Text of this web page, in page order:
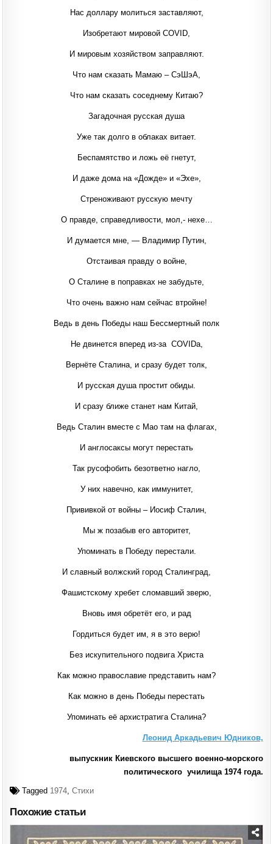
Нас доллару молиться заставляют,
Изобретают мировой COVID,
И мировым хозяйством заправляют.
Что нам сказать Мамаю – СэШэА,
Что нам сказать соседнему Китаю?
Загадочная русская душа
Уже так долго в облаках витает.
Беспамятство и ложь её гнетут,
И даже дома на «Дожде» и «Эхе»,
Стреноживают русскую мечту
О правде, справедливости, мол,- нехе…
И думается мне, — Владимир Путин,
Отстаивая правду о войне,
О Сталине в поправках не забудьте,
Что очень важно нам сейчас втройне!
Ведь в день Победы наш Бессмертный полк
Не двинется вперед из-за COVIDа,
Вернёте Сталина, и сразу будет толк,
И русская душа простит обиды.
И сразу ближе станет нам Китай,
Ведь Сталин вместе с Мао там на флагах,
И англосаксы могут перестать
Так русофобить безответно нагло,
У них навечно, как иммунитет,
Прививкой от войны – Иосиф Сталин,
Мы ж позабыв его авторитет,
Упоминать в Победу перестали.
И славный волжский город Сталинград,
Фашистскому хребет сломавший зверю,
Вновь имя обретёт его, и рад
Гордиться будет им, я в это верю!
Без искупительного подвига Христа
Как можно православие представить нам?
Как можно в день Победы перестать
Упоминать её архистратига Сталина?
Леонид Аркадьевич Юдников,
выпускник Киевского высшего военно-морского
политического училища 1974 года.
Tagged 1974,Стихи
Похожие статьи